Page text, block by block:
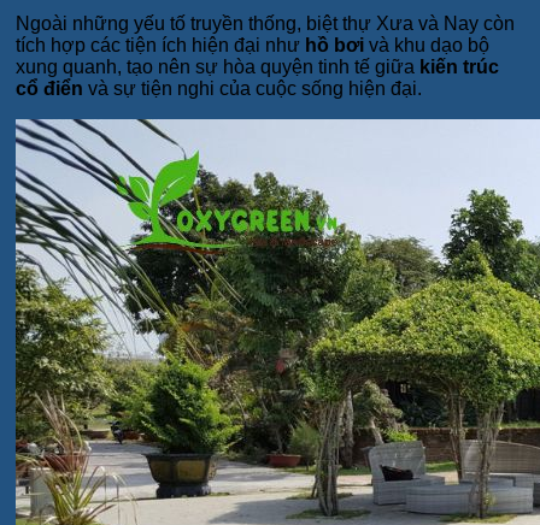
Ngoài những yếu tố truyền thống, biệt thự Xưa và Nay còn
tích hợp các tiện ích hiện đại như hồ bơi và khu dạo bộ
xung quanh, tạo nên sự hòa quyện tinh tế giữa kiến trúc
cổ điển và sự tiện nghi của cuộc sống hiện đại.